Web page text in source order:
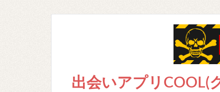
出会いアプリCOOL(